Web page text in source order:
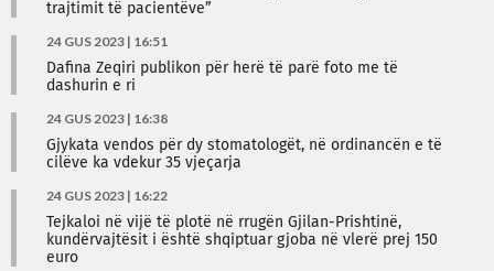
trajtimit të pacientëve”
24 GUS 2023 | 16:51
Dafina Zeqiri publikon për herë të parë foto me të
dashurin e ri
24 GUS 2023 | 16:38
Gjykata vendos për dy stomatologët, në ordinancën e të
cilëve ka vdekur 35 vjeçarja
24 GUS 2023 | 16:22
Tejkaloi në vijë të plotë në rrugën Gjilan-Prishtinë,
kundërvajtësit i është shqiptuar gjoba në vlerë prej 150
euro